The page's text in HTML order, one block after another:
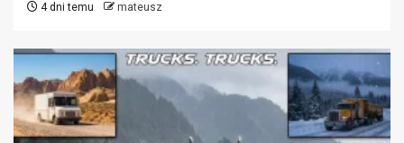
4 dni temu mateusz